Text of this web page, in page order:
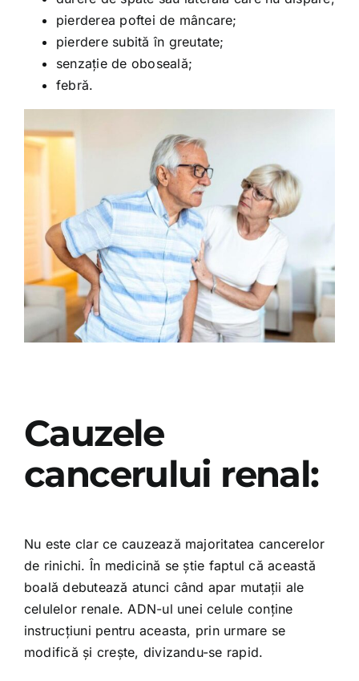
pierderea poftei de mâncare;
pierdere subită în greutate;
senzație de oboseală;
febră.
Cauzele
cancerului renal:
Nu este clar ce cauzează majoritatea cancerelor
de rinichi. În medicină se știe faptul că această
boală debutează atunci când apar mutații ale
celulelor renale. ADN-ul unei celule conține
instrucțiuni pentru aceasta, prin urmare se
modifică și crește, divizandu-se rapid.